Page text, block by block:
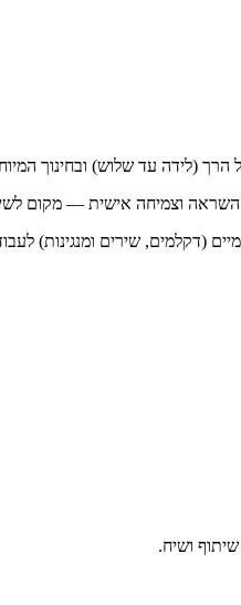
הרך (לידה עד שלוש) ובחינוך
השראה וצמיחה אישית — מקום
(דקלמים, שירים ומנגינות)
ושיח.